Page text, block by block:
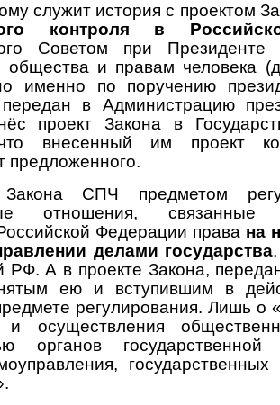
служит история с проектом
контроля в
Советом при
общества и правам человека
именно по поручению
в Администрацию
проект Закона в
внесенный им проект
предложенного.
СПЧ предметом
отношения,
Федерации права на
делами государства
РФ. А в проекте Закона,
ею и вступившим в
регулирования. Лишь о
и осуществления
органов